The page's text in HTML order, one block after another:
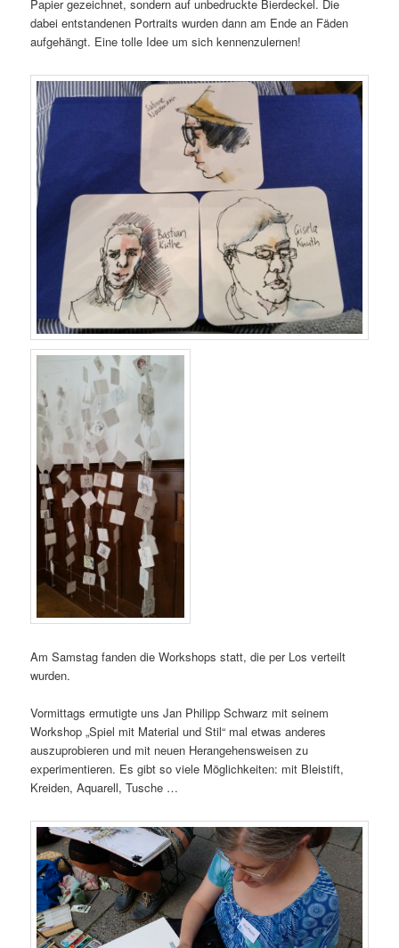
Papier gezeichnet, sondern auf unbedruckte Bierdeckel. Die
dabei entstandenen Portraits wurden dann am Ende an Fäden
aufgehängt. Eine tolle Idee um sich kennenzulernen!
Am Samstag fanden die Workshops statt, die per Los verteilt
wurden.
Vormittags ermutigte uns Jan Philipp Schwarz mit seinem
Workshop „Spiel mit Material und Stil“ mal etwas anderes
auszuprobieren und mit neuen Herangehensweisen zu
experimentieren. Es gibt so viele Möglichkeiten: mit Bleistift,
Kreiden, Aquarell, Tusche …